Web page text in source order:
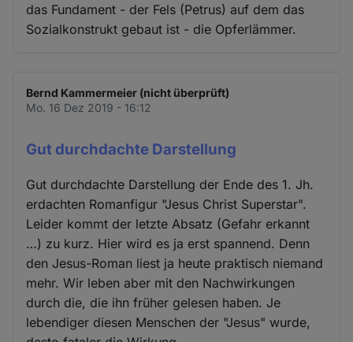
das Fundament - der Fels (Petrus) auf dem das
Sozialkonstrukt gebaut ist - die Opferlämmer.
Bernd Kammermeier (nicht überprüft)
Mo. 16 Dez 2019 - 16:12
Gut durchdachte Darstellung
Gut durchdachte Darstellung der Ende des 1. Jh.
erdachten Romanfigur "Jesus Christ Superstar".
Leider kommt der letzte Absatz (Gefahr erkannt
…) zu kurz. Hier wird es ja erst spannend. Denn
den Jesus-Roman liest ja heute praktisch niemand
mehr. Wir leben aber mit den Nachwirkungen
durch die, die ihn früher gelesen haben. Je
lebendiger diesen Menschen der "Jesus" wurde,